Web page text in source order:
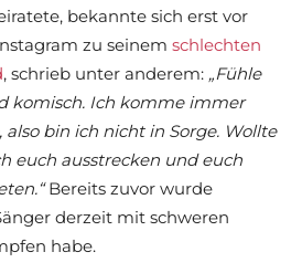
bekannte sich erst vor
zu seinem schlechten
, schrieb unter anderem: „Fühle
komisch. Ich komme immer
also bin ich nicht in Sorge. Wollte
euch ausstrecken und euch
Bereits zuvor wurde
derzeit mit schweren
habe.